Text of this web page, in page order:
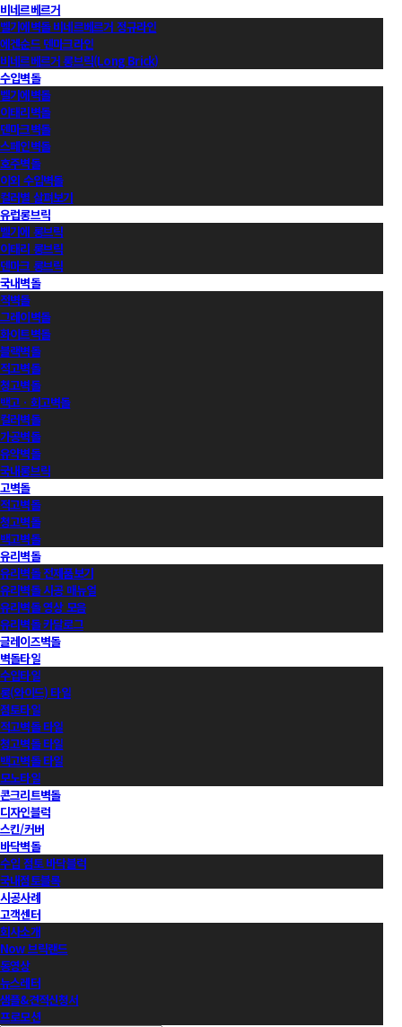
비네르베르거
벨기에벽돌 비네르베르거 정규라인
에겐순드 덴마크라인
비네르베르거 롱브릭(Long Brick)
수입벽돌
벨기에벽돌
이태리벽돌
덴마크벽돌
스페인벽돌
호주벽돌
이외 수입벽돌
컬러별 살펴보기
유럽롱브릭
벨기에 롱브릭
이태리 롱브릭
덴마크 롱브릭
국내벽돌
적벽돌
그레이벽돌
화이트벽돌
블랙벽돌
적고벽돌
청고벽돌
백고ㆍ회고벽돌
컬러벽돌
가공벽돌
유약벽돌
국내롱브릭
고벽돌
적고벽돌
청고벽돌
백고벽돌
유리벽돌
유리벽돌 전제품보기
유리벽돌 시공 매뉴얼
유리벽돌 영상 모음
유리벽돌 카달로그
글레이즈벽돌
벽돌타일
수입타일
롱(와이드) 타일
점토타일
적고벽돌 타일
청고벽돌 타일
백고벽돌 타일
모노타일
콘크리트벽돌
디자인블럭
스킨/커버
바닥벽돌
수입 점토 바닥블럭
국내점토블록
시공사례
고객센터
회사소개
Now 브릭랜드
동영상
뉴스레터
샘플&견적신청서
프로모션